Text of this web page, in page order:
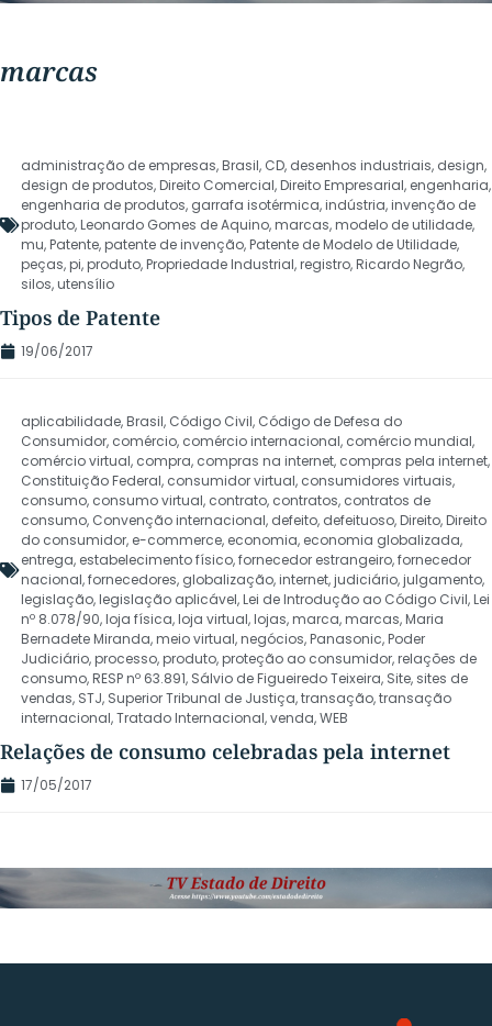
marcas
administração de empresas,Brasil, CD, desenhos industriais, design,
design de produtos,Direito Comercial,Direito Empresarial, engenharia,
engenharia de produtos, garrafa isotérmica,indústria,invenção de
produto,Leonardo Gomes de Aquino,marcas,modelo de utilidade,
mu,Patente,patente de invenção,Patente de Modelo de Utilidade,
peças,pi,produto,Propriedade Industrial,registro,Ricardo Negrão,
silos,utensílio
Tipos de Patente
19/06/2017
aplicabilidade,Brasil, Código Civil, Código de Defesa do
Consumidor, comércio, comércio internacional, comércio mundial,
comércio virtual, compra, compras na internet, compras pela internet,
Constituição Federal, consumidor virtual, consumidores virtuais,
consumo, consumo virtual, contrato, contratos, contratos de
consumo, Convenção internacional, defeito, defeituoso,Direito,Direito
do consumidor, e-commerce, economia, economia globalizada,
entrega, estabelecimento físico,fornecedor estrangeiro,fornecedor
nacional,fornecedores, globalização,internet,judiciário,julgamento,
legislação,legislação aplicável,Lei de Introdução ao Código Civil,Lei
nº 8.078/90,loja física,loja virtual,lojas,marca,marcas,Maria
Bernadete Miranda,meio virtual,negócios,Panasonic,Poder
Judiciário,processo,produto,proteção ao consumidor,relações de
consumo,RESP nº 63.891, Sálvio de Figueiredo Teixeira, Site, sites de
vendas, STJ, Superior Tribunal de Justiça,transação,transação
internacional,Tratado Internacional,venda,WEB
Relações de consumo celebradas pela internet
17/05/2017